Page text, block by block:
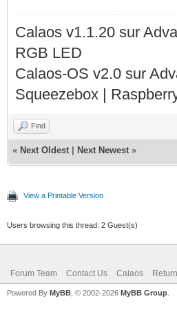
Calaos v1.1.20 sur
RGB LED
Calaos-OS v2.0 sur
Squeezebox |
Find
« Next Oldest Next Newest »
View a Printable Version
Users browsing this thread: 2 Guest(s)
Forum Team Contact Us Calaos
Powered By MyBB , © 2002-2026 MyBB Group